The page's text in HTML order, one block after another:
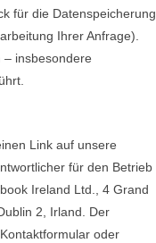
für die Datenspeicherung
Ihrer Anfrage).
– insbesondere
Link auf unsere
für den Betrieb
Ireland Ltd., 4 Grand
2, Irland. Der
oder